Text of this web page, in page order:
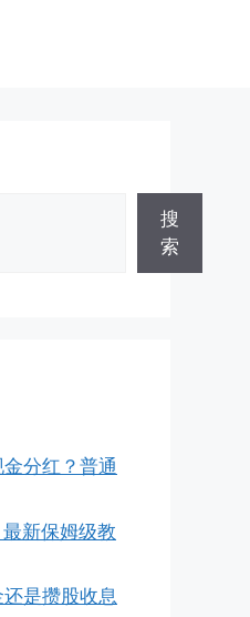
搜
索
分红？普通
新保姆级教
是攒股收息